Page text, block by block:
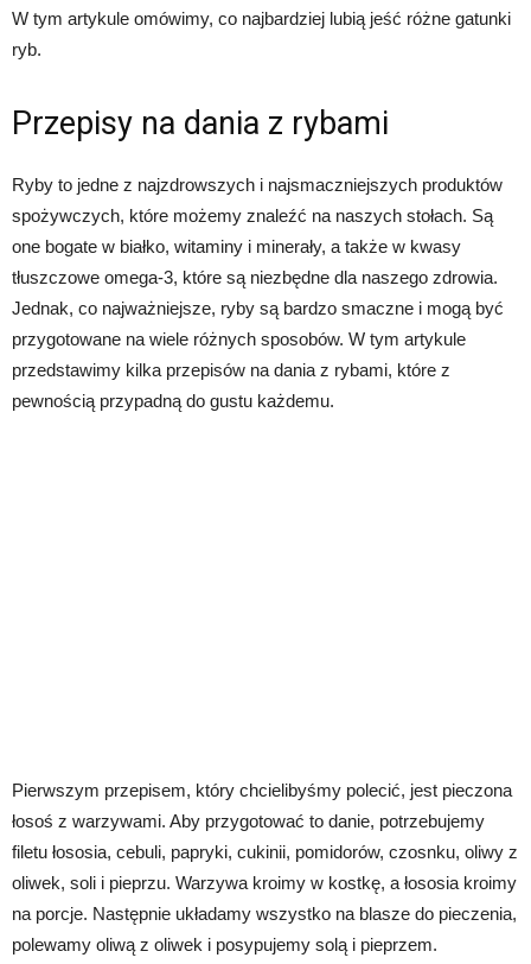
W tym artykule omówimy, co najbardziej lubią jeść różne gatunki
ryb.
Przepisy na dania z rybami
Ryby to jedne z najzdrowszych i najsmaczniejszych produktów
spożywczych, które możemy znaleźć na naszych stołach. Są
one bogate w białko, witaminy i minerały, a także w kwasy
tłuszczowe omega-3, które są niezbędne dla naszego zdrowia.
Jednak, co najważniejsze, ryby są bardzo smaczne i mogą być
przygotowane na wiele różnych sposobów. W tym artykule
przedstawimy kilka przepisów na dania z rybami, które z
pewnością przypadną do gustu każdemu.
Pierwszym przepisem, który chcielibyśmy polecić, jest pieczona
łosoś z warzywami. Aby przygotować to danie, potrzebujemy
filetu łososia, cebuli, papryki, cukinii, pomidorów, czosnku, oliwy z
oliwek, soli i pieprzu. Warzywa kroimy w kostkę, a łososia kroimy
na porcje. Następnie układamy wszystko na blasze do pieczenia,
polewamy oliwą z oliwek i posypujemy solą i pieprzem.